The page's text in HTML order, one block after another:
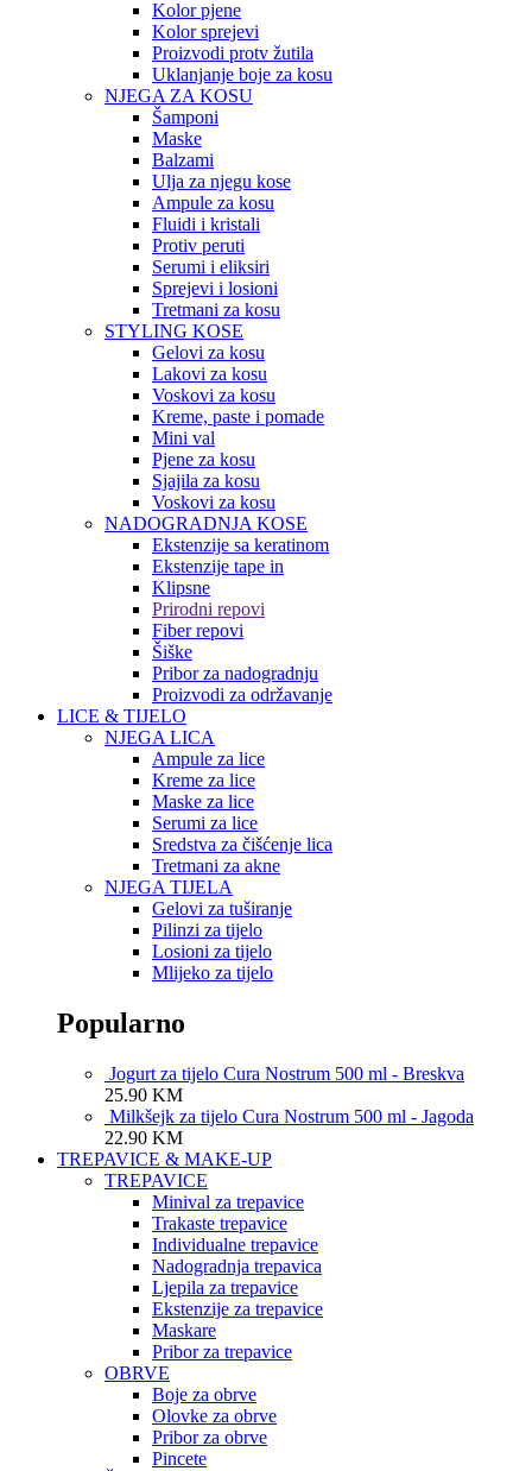
Kolor pjene
Kolor sprejevi
Proizvodi protv žutila
Uklanjanje boje za kosu
NJEGA ZA KOSU
Šamponi
Maske
Balzami
Ulja za njegu kose
Ampule za kosu
Fluidi i kristali
Protiv peruti
Serumi i eliksiri
Sprejevi i losioni
Tretmani za kosu
STYLING KOSE
Gelovi za kosu
Lakovi za kosu
Voskovi za kosu
Kreme, paste i pomade
Mini val
Pjene za kosu
Sjajila za kosu
Voskovi za kosu
NADOGRADNJA KOSE
Ekstenzije sa keratinom
Ekstenzije tape in
Klipsne
Prirodni repovi
Fiber repovi
Šiške
Pribor za nadogradnju
Proizvodi za održavanje
LICE & TIJELO
NJEGA LICA
Ampule za lice
Kreme za lice
Maske za lice
Serumi za lice
Sredstva za čišćenje lica
Tretmani za akne
NJEGA TIJELA
Gelovi za tuširanje
Pilinzi za tijelo
Losioni za tijelo
Mlijeko za tijelo
Popularno
Jogurt za tijelo Cura Nostrum 500 ml - Breskva
25.90 KM
Milkšejk za tijelo Cura Nostrum 500 ml - Jagoda
22.90 KM
TREPAVICE & MAKE-UP
TREPAVICE
Minival za trepavice
Trakaste trepavice
Individualne trepavice
Nadogradnja trepavica
Ljepila za trepavice
Ekstenzije za trepavice
Maskare
Pribor za trepavice
OBRVE
Boje za obrve
Olovke za obrve
Pribor za obrve
Pincete